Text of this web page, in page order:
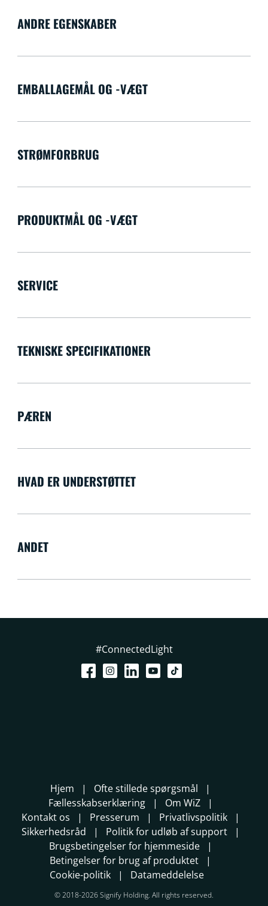
ANDRE EGENSKABER
EMBALLAGEMÅL OG -VÆGT
STRØMFORBRUG
PRODUKTMÅL OG -VÆGT
SERVICE
TEKNISKE SPECIFIKATIONER
PÆREN
HVAD ER UNDERSTØTTET
ANDET
#ConnectedLight
Hjem
Ofte stillede spørgsmål
Fællesskabserklæring
Om WiZ
Kontakt os
Presserum
Privatlivspolitik
Sikkerhedsråd
Politik for udløb af support
Brugsbetingelser for hjemmeside
Betingelser for brug af produktet
Cookie-politik
Datameddelelse
© 2018-2026 Signify Holding. All rights reserved.